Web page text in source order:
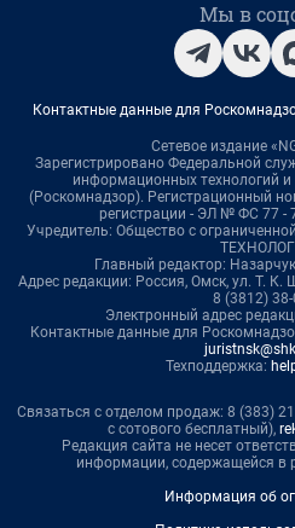
Мы в
Контактные данные для
Сетевое издание
Зарегистрировано Федеральной
информационных технологий
(Роскомнадзор). Регистрационный
регистрации - ЭЛ № ФС 77 -
Учредитель: Общество с
Главный редактор:
Адрес редакции: Россия, Омск, ул. Т. К.
8 (3812) 38-
Электронный адрес
Контактные данные для
Техподдержка:
Связаться с отделом продаж: 8 (383)
с сотового бесплатный),
Редакция сайта не несет
информации, содержащейся в
Информация об